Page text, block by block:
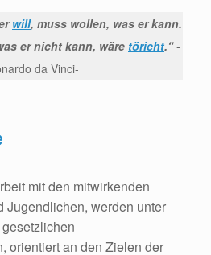
will, muss wollen, was er kann.
er nicht kann, wäre töricht.“-
da Vinci-
mit den mitwirkenden
Jugendlichen, werden unter
orientiert an den Zielen der